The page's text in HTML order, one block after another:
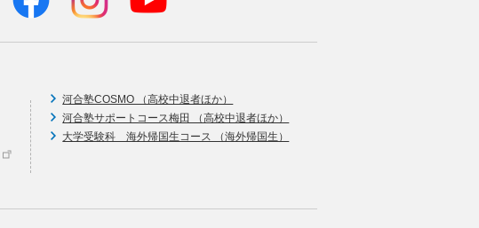
河合塾COSMO （高校中退者ほか）
河合塾サポートコース梅田 （高校中退者ほか）
大学受験科 海外帰国生コース （海外帰国生）